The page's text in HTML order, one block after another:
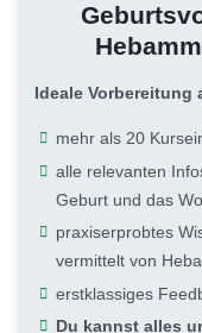
Ideale Vorbereitung
mehr als 20
alle relevanten
Geburt und das
praxiserprobtes
vermittelt von
erstklassiges
Du kannst alles